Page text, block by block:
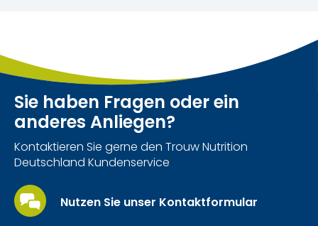
Sie haben Fragen oder ein
anderes Anliegen?
Kontaktieren Sie gerne den Trouw Nutrition
Deutschland Kundenservice
Nutzen Sie unser Kontaktformular